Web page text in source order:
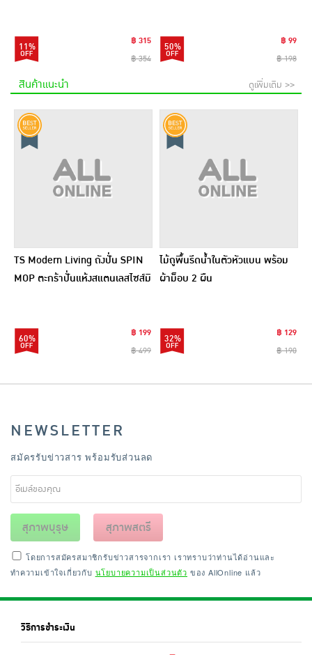
11%
฿ 315
฿ 354
50%
฿ 99
฿ 198
สินค้าแนะนำ ดูเพิ่มเติม >>
TS Modern Living ถังปั่น SPIN
MOP ตะกร้าปั่นแห้งสแตนเลสไซส์มิ
60%
฿ 199
฿ 499
ไม้ถูพื้นรีดน้ำในตัวหัวแบน พร้อม
ผ้าม็อบ 2 ผืน
32%
฿ 129
฿ 190
NEWSLETTER
สมัครรับข่าวสาร พร้อมรับส่วนลด
สุภาพบุรุษ สุภาพสตรี
โดยการสมัครสมาชิกรับข่าวสารจากเรา เราทราบว่าท่านได้อ่านและ
ทำความเข้าใจเกี่ยวกับ นโยบายความเป็นส่วนตัว ของ AllOnline แล้ว
วิธีการชำระเงิน